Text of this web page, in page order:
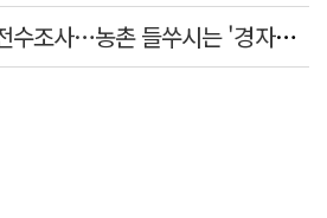
정부 느닷없는 농지 전수조사…농촌 들쑤시는 '경자유전'의 칼날